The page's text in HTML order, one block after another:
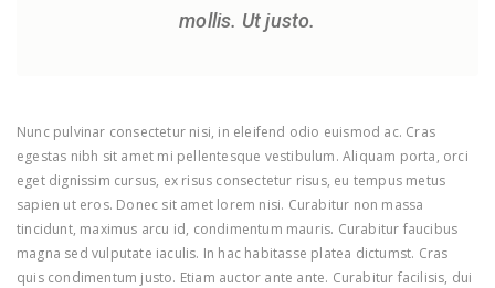
mollis. Ut justo.
Nunc pulvinar consectetur nisi, in eleifend odio euismod ac. Cras
egestas nibh sit amet mi pellentesque vestibulum. Aliquam porta, orci
eget dignissim cursus, ex risus consectetur risus, eu tempus metus
sapien ut eros. Donec sit amet lorem nisi. Curabitur non massa
tincidunt, maximus arcu id, condimentum mauris. Curabitur faucibus
magna sed vulputate iaculis. In hac habitasse platea dictumst. Cras
quis condimentum justo. Etiam auctor ante ante. Curabitur facilisis, dui